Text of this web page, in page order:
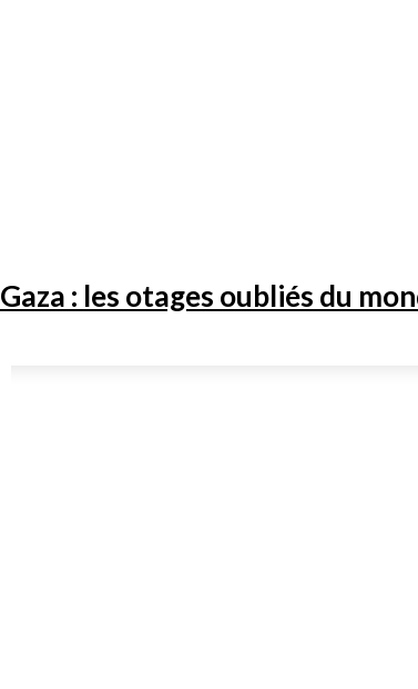
Gaza : les otages oubliés du